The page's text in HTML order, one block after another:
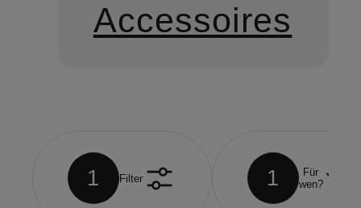
Accessoires
1 Filter 1
Für
wen?